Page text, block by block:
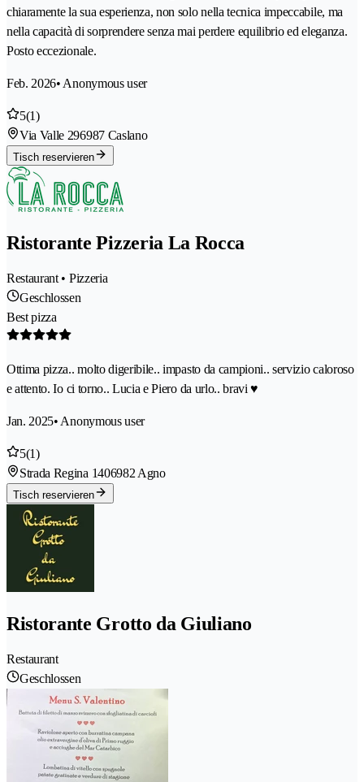
chiaramente la sua esperienza, non solo nella tecnica impeccabile, ma
nella capacità di sorprendere senza mai perdere equilibrio ed eleganza.
Posto eccezionale.
Feb. 2026• Anonymous user
5(1)
Via Valle 296987 Caslano
Tisch reservieren
Ristorante Pizzeria La Rocca
Restaurant • Pizzeria
Geschlossen
Best pizza
Ottima pizza.. molto digeribile.. impasto da campioni.. servizio caloroso
e attento. Io ci torno.. Lucia e Piero da urlo.. bravi ♥️
Jan. 2025• Anonymous user
5(1)
Strada Regina 1406982 Agno
Tisch reservieren
Ristorante Grotto da Giuliano
Restaurant
Geschlossen